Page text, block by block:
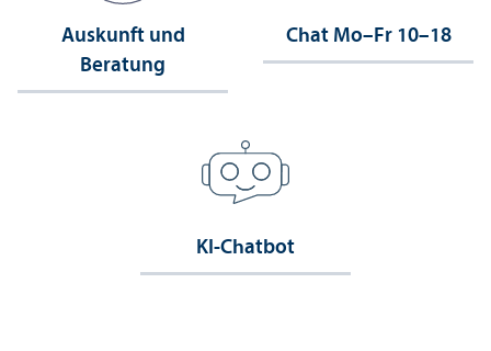
Auskunft und
Beratung
Chat Mo–Fr 10–18
KI-Chatbot